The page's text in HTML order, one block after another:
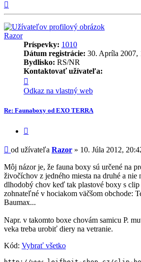
Razor
Príspevky: 1010
Dátum registrácie: 30. Apríla 2007,
Bydlisko: RS/NR
Kontaktovať užívateľa:
informácie
užívateľa
Razor
Odkaz na vlastný web
Re: Faunaboxy od EXO TERRA
Príspevok
od užívateľa Razor » 10. Júla 2012,
Môj názor je, že fauna boxy sú určené na
živočíchov z jedného miesta na druhé a nie
dlhodobý chov keď tak plastové boxy s clip
zohnateľné v hociakom väčšom obchode:
Baumax...
Napr. v takomto boxe chovám samicu P.
veka treba urobiť diery na vetranie.
Kód: Vybrať všetko